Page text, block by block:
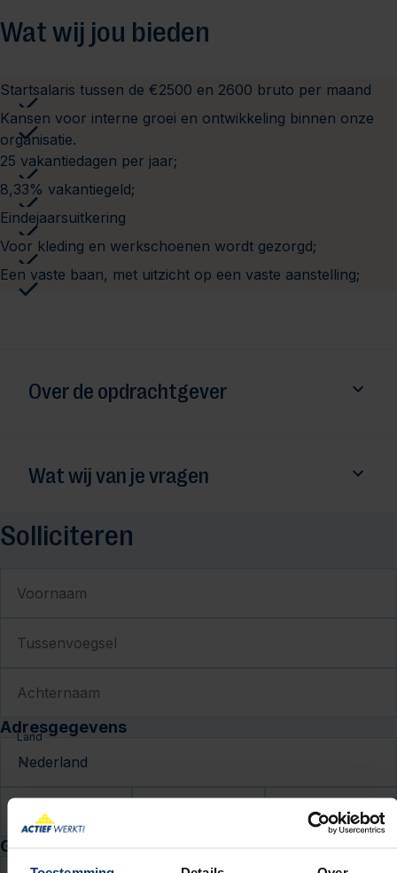
Wat wij jou bieden
Startsalaris tussen de €2500 en 2600 bruto per maand
Kansen voor interne groei en ontwikkeling binnen onze
organisatie.
25 vakantiedagen per jaar;
8,33% vakantiegeld;
Eindejaarsuitkering
Voor kleding en werkschoenen wordt gezorgd;
Een vaste baan, met uitzicht op een vaste aanstelling;
Over de opdrachtgever
Wat wij van je vragen
Solliciteren
Voornaam
Tussenvoegsel
Achternaam
Adresgegevens
Land
Postcode Toev.
Geboortedatum